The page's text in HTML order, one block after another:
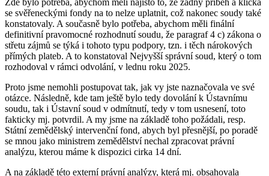
se svěřeneckými fondy na to nelze uplatnit, což nakonec soudy také
konstatovaly. A současně bylo potřeba, abychom měli finální
definitivní pravomocné rozhodnutí soudu, že paragraf 4 c) zákona o
střetu zájmů se týká i tohoto typu podpory, tzn. i těch nárokových
přímých plateb. A to konstatoval Nejvyšší správní soud, který o tom
rozhodoval v rámci odvolání, v lednu roku 2025.
Proto jsme nemohli postupovat tak, jak vy jste naznačovala ve své
otázce. Následně, kde tam ještě bylo tedy dovolání k Ústavnímu
soudu, tak i Ústavní soud v odmítnutí, tedy v tom usnesení, toto
fakticky mj. potvrdil. A my jsme na základě toho požádali, resp.
Státní zemědělský intervenční fond, abych byl přesnější, po poradě
se mnou jako ministrem zemědělství nechal zpracovat právní
analýzu, kterou máme k dispozici cirka 14 dní.
A na základě této externí právní analýzy, která mj. obsahovala